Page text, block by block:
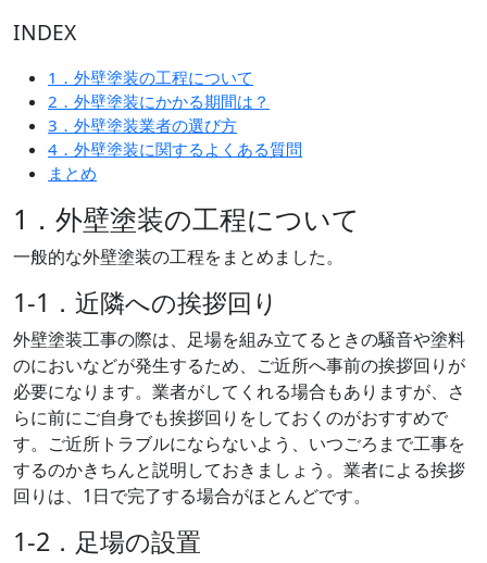
INDEX
1．外壁塗装の工程について
2．外壁塗装にかかる期間は？
3．外壁塗装業者の選び方
4．外壁塗装に関するよくある質問
まとめ
1．外壁塗装の工程について
一般的な外壁塗装の工程をまとめました。
1-1．近隣への挨拶回り
外壁塗装工事の際は、足場を組み立てるときの騒音や塗料
のにおいなどが発生するため、ご近所へ事前の挨拶回りが
必要になります。業者がしてくれる場合もありますが、さ
らに前にご自身でも挨拶回りをしておくのがおすすめで
す。ご近所トラブルにならないよう、いつごろまで工事を
するのかきちんと説明しておきましょう。業者による挨拶
回りは、1日で完了する場合がほとんどです。
1-2．足場の設置